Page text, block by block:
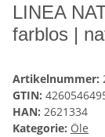
LINEA
farblos |
Artikelnummer:
GTIN:
HAN: 2621334
Kategorie: Öle